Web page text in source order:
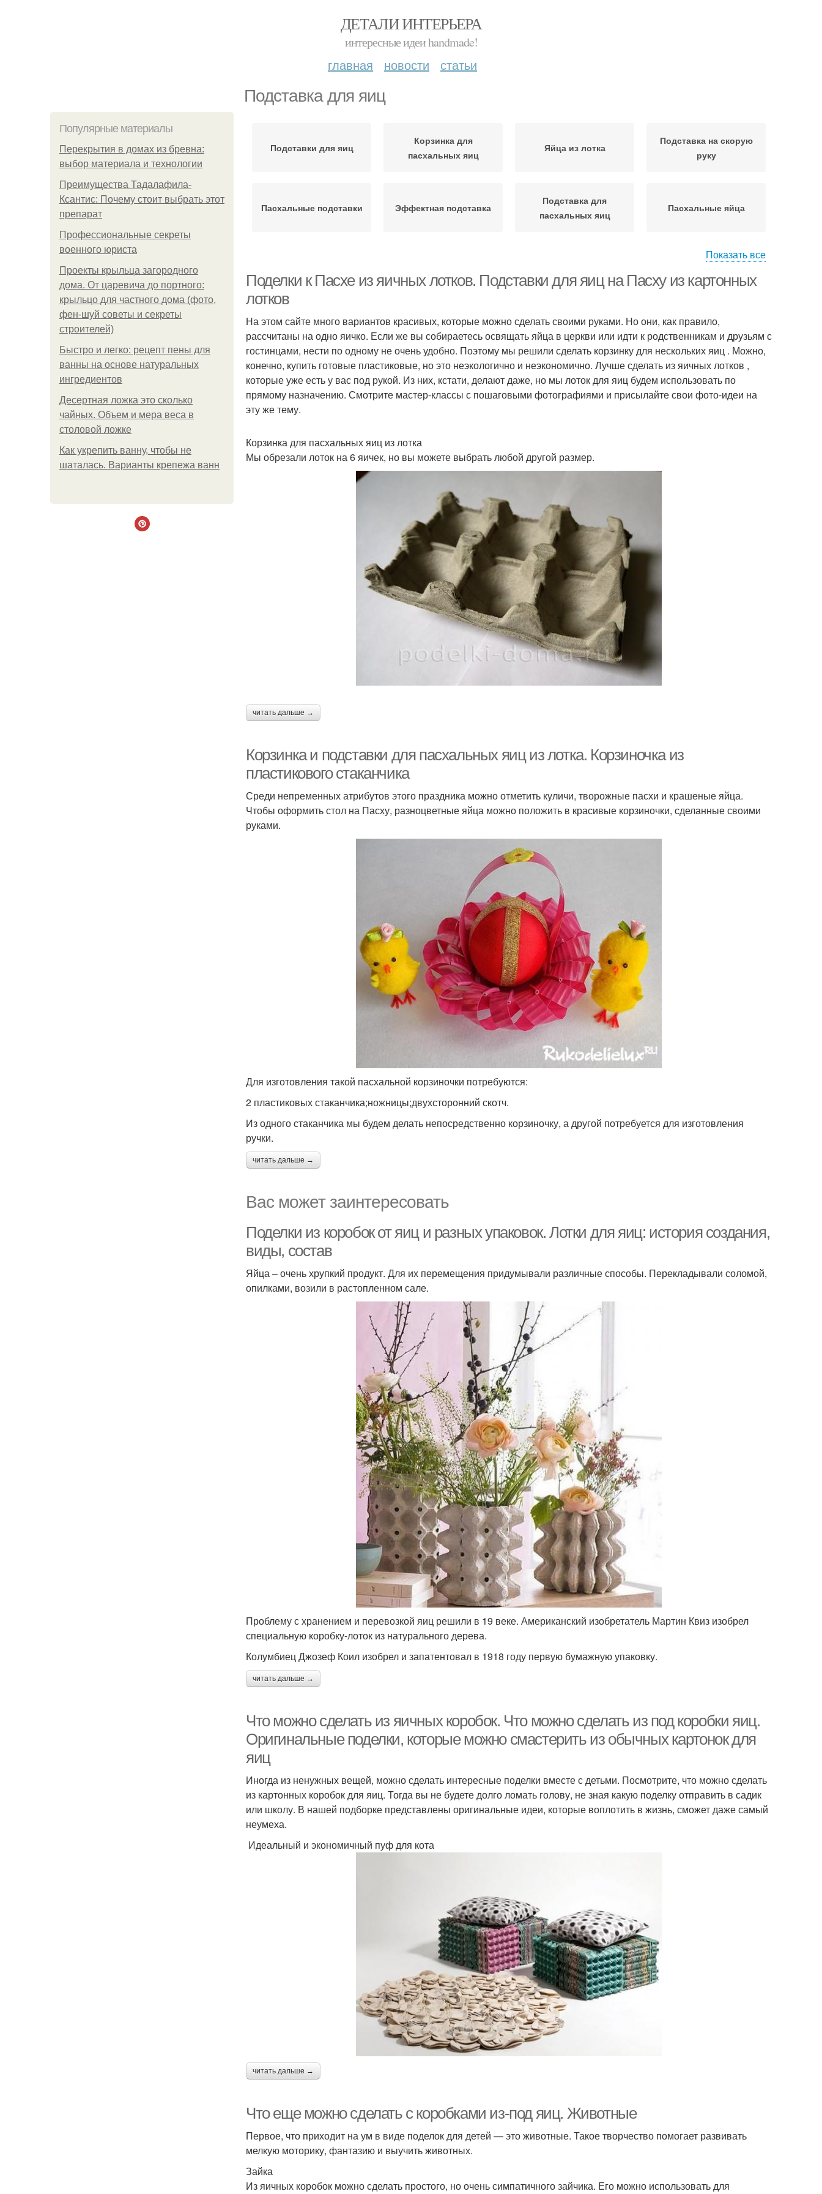
ДЕТАЛИ ИНТЕРЬЕРА
интересные идеи handmade!
главная новости статьи
Подставка для яиц
Популярные материалы
Перекрытия в домах из бревна:
выбор материала и технологии
Преимущества Тадалафила-
Ксантис: Почему стоит выбрать этот
препарат
Профессиональные секреты
военного юриста
Проекты крыльца загородного
дома. От царевича до портного:
крыльцо для частного дома (фото,
фен-шуй советы и секреты
строителей)
Быстро и легко: рецепт пены для
ванны на основе натуральных
ингредиентов
Десертная ложка это сколько
чайных. Объем и мера веса в
столовой ложке
Как укрепить ванну, чтобы не
шаталась. Варианты крепежа ванн
Подставки для яиц
Корзинка для
пасхальных яиц
Яйца из лотка
Подставка на скорую
руку
Пасхальные подставки Эффектная подставка
Подставка для
пасхальных яиц
Пасхальные яйца
пасхальных яиц
Лоток для яиц Вязаная подставка Подставка под яйца
Подставка для
пасхального яйца
Яйца из яичного лотка
Показать все
Поделки к Пасхе из яичных лотков. Подставки для яиц на Пасху из картонных
лотков
На этом сайте много вариантов красивых, которые можно сделать своими руками. Но они, как правило,
рассчитаны на одно яичко. Если же вы собираетесь освящать яйца в церкви или идти к родственникам и друзьям с
гостинцами, нести по одному не очень удобно. Поэтому мы решили сделать корзинку для нескольких яиц . Можно,
конечно, купить готовые пластиковые, но это неэкологично и неэкономично. Лучше сделать из яичных лотков ,
которые уже есть у вас под рукой. Из них, кстати, делают даже, но мы лоток для яиц будем использовать по
прямому назначению. Смотрите мастер-классы с пошаговыми фотографиями и присылайте свои фото-идеи на
эту же тему.
Корзинка для пасхальных яиц из лотка
Мы обрезали лоток на 6 яичек, но вы можете выбрать любой другой размер.
читать дальше →
Корзинка и подставки для пасхальных яиц из лотка. Корзиночка из
пластикового стаканчика
Среди непременных атрибутов этого праздника можно отметить куличи, творожные пасхи и крашеные яйца.
Чтобы оформить стол на Пасху, разноцветные яйца можно положить в красивые корзиночки, сделанные своими
руками.
Для изготовления такой пасхальной корзиночки потребуются:
2 пластиковых стаканчика;ножницы;двухсторонний скотч.
Из одного стаканчика мы будем делать непосредственно корзиночку, а другой потребуется для изготовления
ручки.
читать дальше →
Вас может заинтересовать
Поделки из коробок от яиц и разных упаковок. Лотки для яиц: история создания,
виды, состав
Яйца – очень хрупкий продукт. Для их перемещения придумывали различные способы. Перекладывали соломой,
опилками, возили в растопленном сале.
Проблему с хранением и перевозкой яиц решили в 19 веке. Американский изобретатель Мартин Квиз изобрел
специальную коробку-лоток из натурального дерева.
Колумбиец Джозеф Коил изобрел и запатентовал в 1918 году первую бумажную упаковку.
читать дальше →
Что можно сделать из яичных коробок. Что можно сделать из под коробки яиц.
Оригинальные поделки, которые можно смастерить из обычных картонок для
яиц
Иногда из ненужных вещей, можно сделать интересные поделки вместе с детьми. Посмотрите, что можно сделать
из картонных коробок для яиц. Тогда вы не будете долго ломать голову, не зная какую поделку отправить в садик
или школу. В нашей подборке представлены оригинальные идеи, которые воплотить в жизнь, сможет даже самый
неумеха.
Идеальный и экономичный пуф для кота
читать дальше →
Что еще можно сделать с коробками из-под яиц. Животные
Первое, что приходит на ум в виде поделок для детей — это животные. Такое творчество помогает развивать
мелкую моторику, фантазию и выучить животных.
Зайка
Из яичных коробок можно сделать простого, но очень симпатичного зайчика. Его можно использовать для